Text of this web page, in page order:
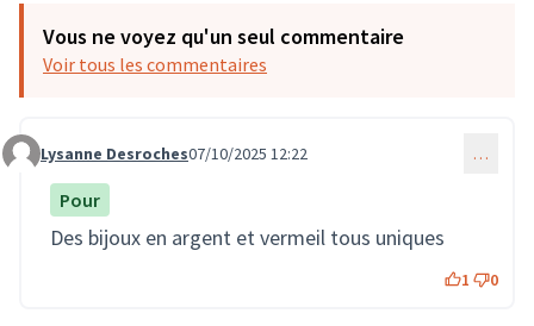
Vous ne voyez qu'un seul commentaire
Voir tous les commentaires
Commentaire 3773
Lysanne Desroches07/10/2025 12:22 …
Pour
Des bijoux en argent et vermeil tous uniques
1 0